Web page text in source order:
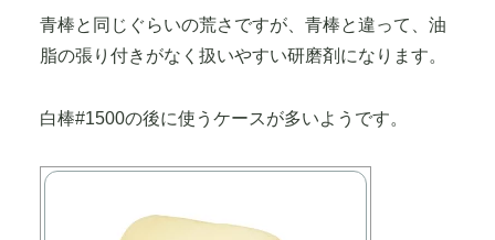
青棒と同じぐらいの荒さですが、青棒と違って、油
脂の張り付きがなく扱いやすい研磨剤になります。
白棒#1500の後に使うケースが多いようです。